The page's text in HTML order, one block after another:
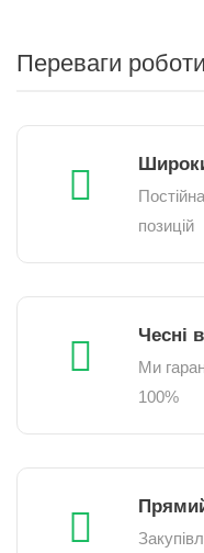
Переваги
позицій
Чесні
Ми
100%